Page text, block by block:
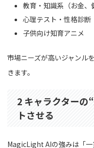
教育・知識系（お金、
心理テスト・性格診断
子供向け知育アニメ
市場ニーズが高いジャンル
きます。
2 キャラクターの
トさせる
MagicLight AIの強みは「一